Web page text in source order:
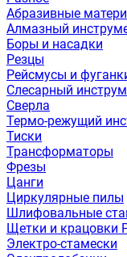
Абразивные
Алмазный
Боры и насадки
Резцы
Рейсмусы и
Слесарный
Сверла
Термо-режущий
Тиски
Трансформаторы
Фрезы
Цанги
Циркулярные пилы
Шлифовальные
Щетки и крацовки
Электро-стамески